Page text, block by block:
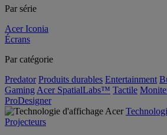
Par série
Acer Iconia
Écrans
Par catégorie
Predator Produits durables Entertainment
Gaming Acer SpatialLabs™ Tactile
ProDesigner
Projecteurs